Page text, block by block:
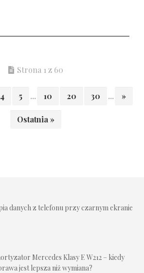
Strona 1 z 60
4 5 ... 10 20 30 ... »
Ostatnia »
danych z telefonu przy czarnym ekranie
Mercedes Klasy E W212 – kiedy
jest lepsza niż wymiana?